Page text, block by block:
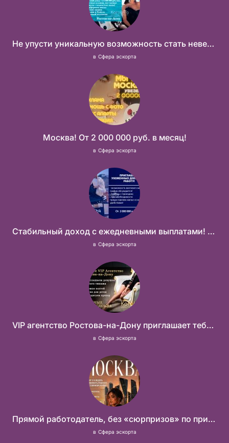
Не упусти уникальную возможность стать невероятно успешной и независимой!
в Сфера эскорта
Москва! От 2 000 000 руб. в месяц!
в Сфера эскорта
Стабильный доход с ежедневными выплатами! Без посредников
в Сфера эскорта
VIP агентство Ростова-на-Дону приглашает тебя в свою команду!
в Сфера эскорта
Прямой работодатель, без «сюрпризов» по приезду
в Сфера эскорта